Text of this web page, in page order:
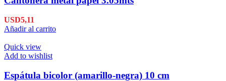
USD5,11
Añadir al carrito
Quick view
Add to wishlist
Espátula bicolor (amarillo-negra) 10 cm